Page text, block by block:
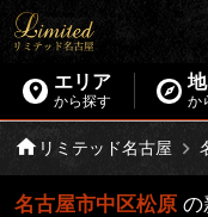
エリア
から探す か
リミテッド名古屋
名古屋市中区松原 の